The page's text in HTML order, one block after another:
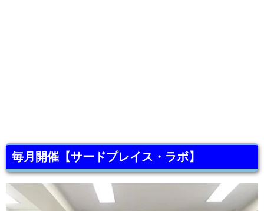
毎月開催【サードプレイス・ラボ】